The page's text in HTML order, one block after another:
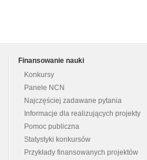
Finansowanie nauki
Konkursy
Panele NCN
Najczęściej zadawane pytania
Informacje dla realizujących projekty
Pomoc publiczna
Statystyki konkursów
Przykłady finansowanych projektów